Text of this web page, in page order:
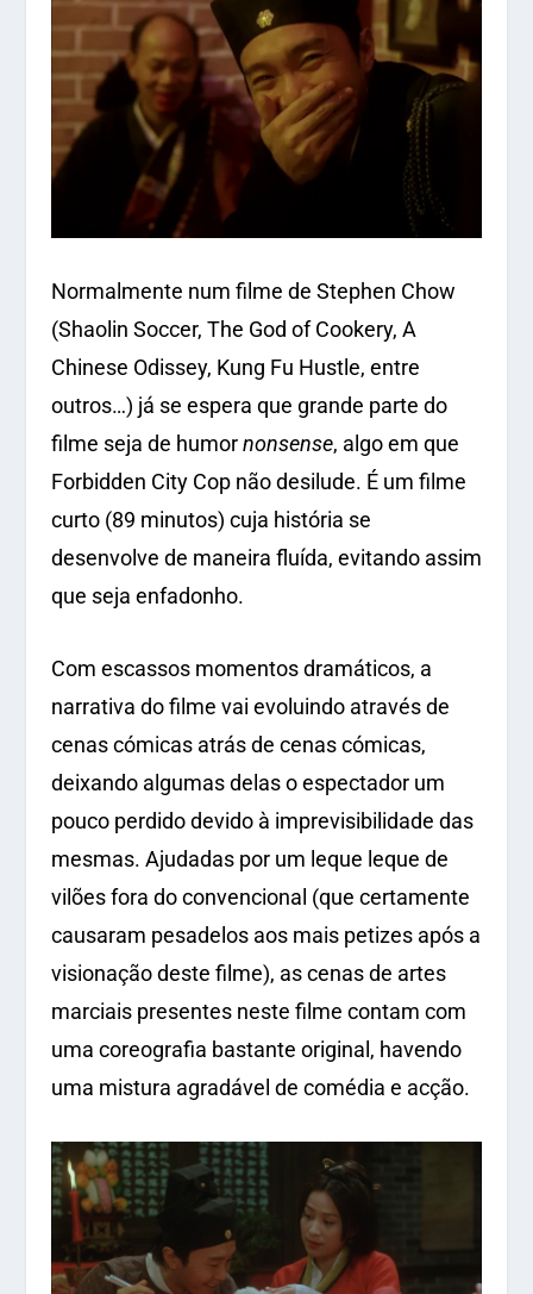
Normalmente num filme de Stephen Chow
(Shaolin Soccer, The God of Cookery, A
Chinese Odissey, Kung Fu Hustle, entre
outros…) já se espera que grande parte do
filme seja de humornonsense, algo em que
Forbidden City Cop não desilude. É um filme
curto (89 minutos) cuja história se
desenvolve de maneira fluída, evitando assim
que seja enfadonho.
Com escassos momentos dramáticos, a
narrativa do filme vai evoluindo através de
cenas cómicas atrás de cenas cómicas,
deixando algumas delas o espectador um
pouco perdido devido à imprevisibilidade das
mesmas. Ajudadas por um leque leque de
vilões fora do convencional (que certamente
causaram pesadelos aos mais petizes após a
visionação deste filme), as cenas de artes
marciais presentes neste filme contam com
uma coreografia bastante original, havendo
uma mistura agradável de comédia e acção.